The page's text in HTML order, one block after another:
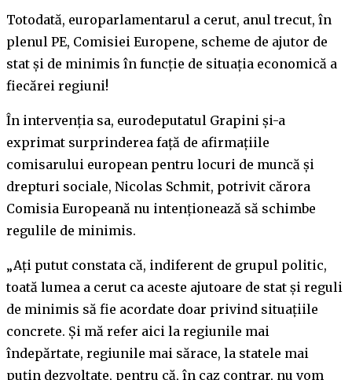
Totodată, europarlamentarul a cerut, anul trecut, în
plenul PE, Comisiei Europene, scheme de ajutor de
stat și de minimis în funcție de situația economică a
fiecărei regiuni!
În intervenția sa, eurodeputatul Grapini și-a
exprimat surprinderea față de afirmațiile
comisarului european pentru locuri de muncă și
drepturi sociale, Nicolas Schmit, potrivit cărora
Comisia Europeană nu intenționează să schimbe
regulile de minimis.
„Ați putut constata că, indiferent de grupul politic,
toată lumea a cerut ca aceste ajutoare de stat și reguli
de minimis să fie acordate doar privind situațiile
concrete. Și mă refer aici la regiunile mai
îndepărtate, regiunile mai sărace, la statele mai
puțin dezvoltate, pentru că, în caz contrar, nu vom